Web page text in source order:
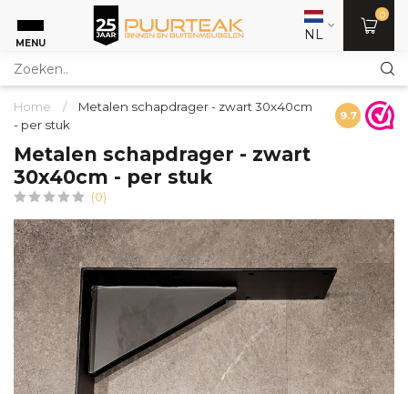
MENU NL
0
Home /
Metalen schapdrager - zwart 30x40cm
- per stuk
9.7
Metalen schapdrager - zwart
30x40cm - per stuk
(0)